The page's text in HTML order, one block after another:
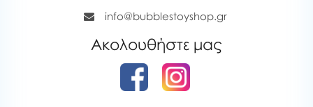
info@bubblestoyshop.gr
Ακολουθήστε μας